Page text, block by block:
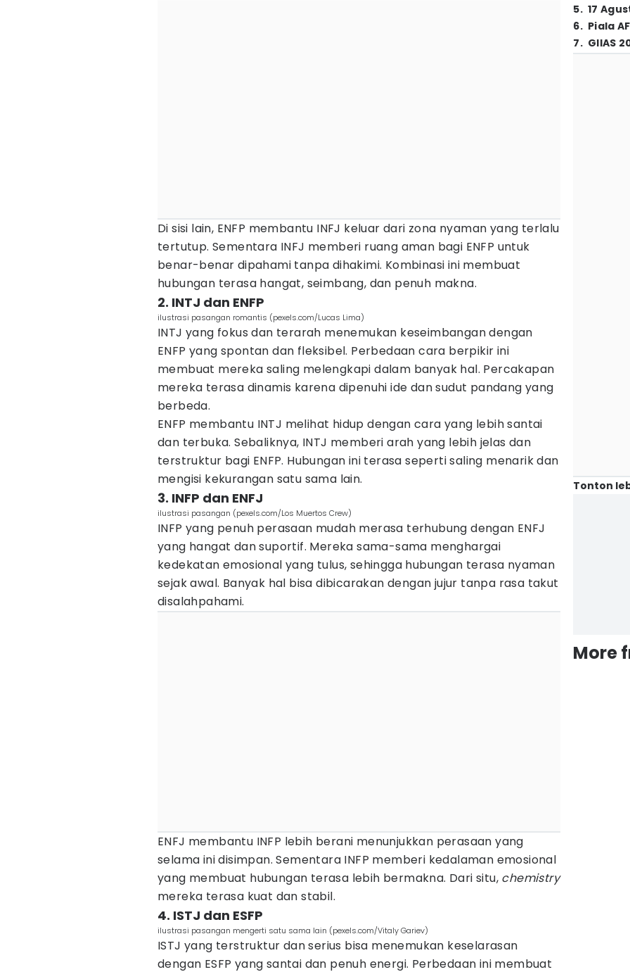
Di sisi lain, ENFP membantu INFJ keluar dari zona nyaman yang terlalu
tertutup. Sementara INFJ memberi ruang aman bagi ENFP untuk
benar-benar dipahami tanpa dihakimi. Kombinasi ini membuat
hubungan terasa hangat, seimbang, dan penuh makna.
2. INTJ dan ENFP
ilustrasi pasangan romantis (pexels.com/Lucas Lima)
INTJ yang fokus dan terarah menemukan keseimbangan dengan
ENFP yang spontan dan fleksibel. Perbedaan cara berpikir ini
membuat mereka saling melengkapi dalam banyak hal. Percakapan
mereka terasa dinamis karena dipenuhi ide dan sudut pandang yang
berbeda.
ENFP membantu INTJ melihat hidup dengan cara yang lebih santai
dan terbuka. Sebaliknya, INTJ memberi arah yang lebih jelas dan
terstruktur bagi ENFP. Hubungan ini terasa seperti saling menarik dan
mengisi kekurangan satu sama lain.
3. INFP dan ENFJ
ilustrasi pasangan (pexels.com/Los Muertos Crew)
INFP yang penuh perasaan mudah merasa terhubung dengan ENFJ
yang hangat dan suportif. Mereka sama-sama menghargai
kedekatan emosional yang tulus, sehingga hubungan terasa nyaman
sejak awal. Banyak hal bisa dibicarakan dengan jujur tanpa rasa takut
disalahpahami.
ENFJ membantu INFP lebih berani menunjukkan perasaan yang
selama ini disimpan. Sementara INFP memberi kedalaman emosional
yang membuat hubungan terasa lebih bermakna. Dari situ, chemistry
mereka terasa kuat dan stabil.
4. ISTJ dan ESFP
ilustrasi pasangan mengerti satu sama lain (pexels.com/Vitaly Gariev)
ISTJ yang terstruktur dan serius bisa menemukan keselarasan
dengan ESFP yang santai dan penuh energi. Perbedaan ini membuat
5. 17
6. Piala
7. GIIAS
Tonton
More